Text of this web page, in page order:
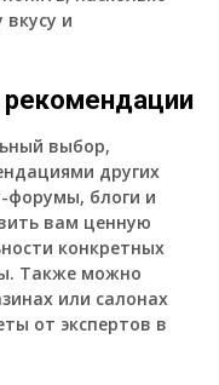
и
выбор,
других
форумы, блоги и
вам ценную
конкретных
Также можно
или салонах
от экспертов в